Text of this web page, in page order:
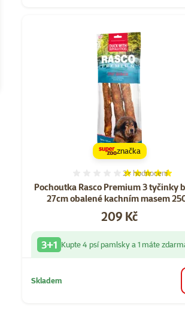
Pochoutka Rasco Premium 3 tyčinky
27cm obalené kachním masem
Hodnocení
2× hodnocení
Cena
209 Kč
značka
3+1 Kupte 4 psí pamlsky a 1 máte
Skladem